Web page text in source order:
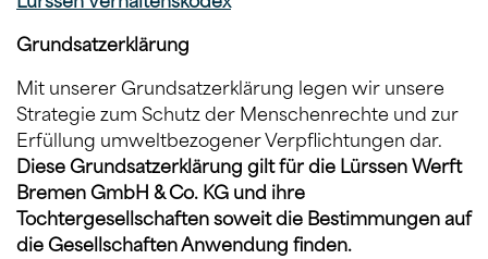
Grundsatzerklärung
Mit unserer Grundsatzerklärung legen wir unsere
Strategie zum Schutz der Menschenrechte und zur
Erfüllung umweltbezogener Verpflichtungen dar.
Diese Grundsatzerklärung gilt für die Lürssen Werft
Bremen GmbH & Co. KG und ihre
Tochtergesellschaften soweit die Bestimmungen auf
die Gesellschaften Anwendung finden.